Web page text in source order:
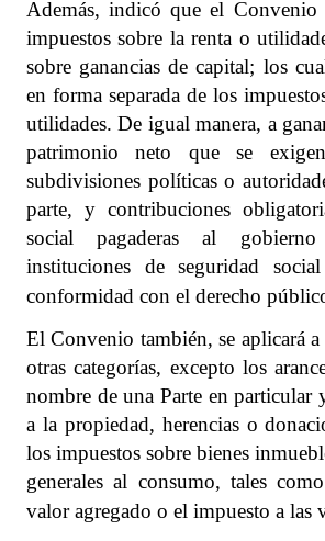
Además, indicó que el Convenio
impuestos sobre la renta o
sobre ganancias de capital; los
en forma separada de los
utilidades. De igual manera, a
patrimonio neto que se
subdivisiones políticas o
parte, y contribuciones
social pagaderas al
instituciones de seguridad
conformidad con el derecho
El Convenio también, se aplicará
otras categorías, excepto los
nombre de una Parte en particular
a la propiedad, herencias o
los impuestos sobre bienes
generales al consumo, tales
valor agregado o el impuesto a las